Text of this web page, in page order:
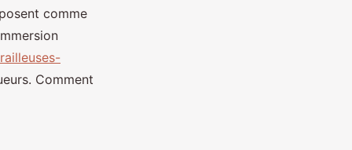
comme
Comment